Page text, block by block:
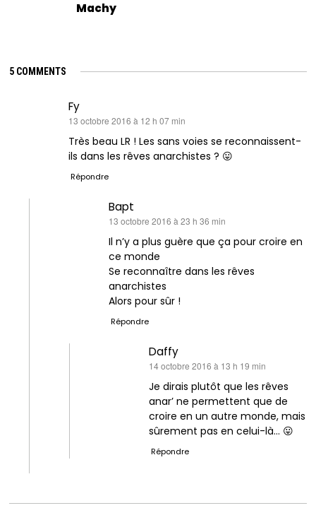
Machy
5 COMMENTS
Fy
13 octobre 2016 à 12 h 07 min
Très beau LR ! Les sans voies se reconnaissent-
ils dans les rêves anarchistes ? 😛
Répondre
Bapt
13 octobre 2016 à 23 h 36 min
Il n’y a plus guère que ça pour croire en
ce monde
Se reconnaître dans les rêves
anarchistes
Alors pour sûr !
Répondre
Daffy
14 octobre 2016 à 13 h 19 min
Je dirais plutôt que les rêves
anar’ ne permettent que de
croire en un autre monde, mais
sûrement pas en celui-là… 😛
Répondre